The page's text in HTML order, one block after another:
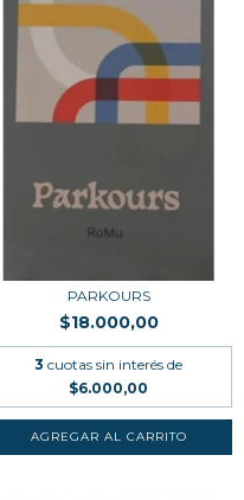
PARKOURS
$18.000,00
3 cuotas sin interés de
$6.000,00